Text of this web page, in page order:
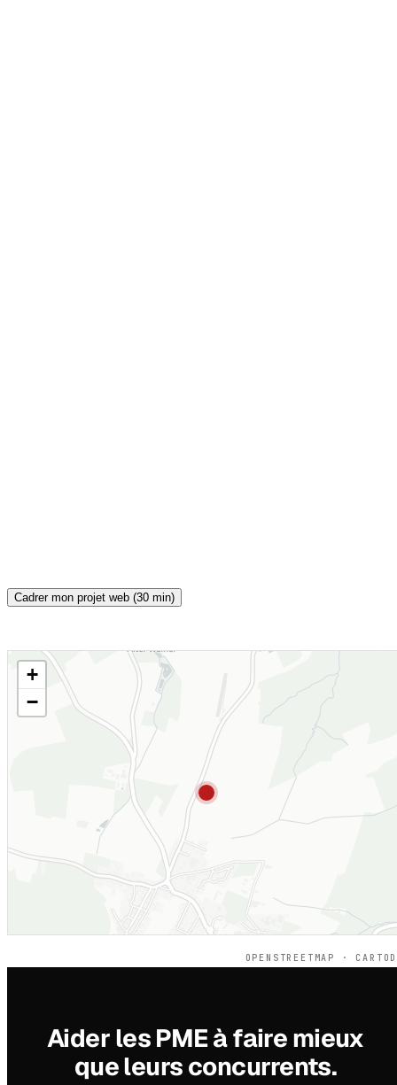
Cadrer mon projet web (30 min)
CARTE INTERACTIVE
+
−
OPENSTREETMAP ·
Aider les PME à faire mieux
que leurs concurrents.